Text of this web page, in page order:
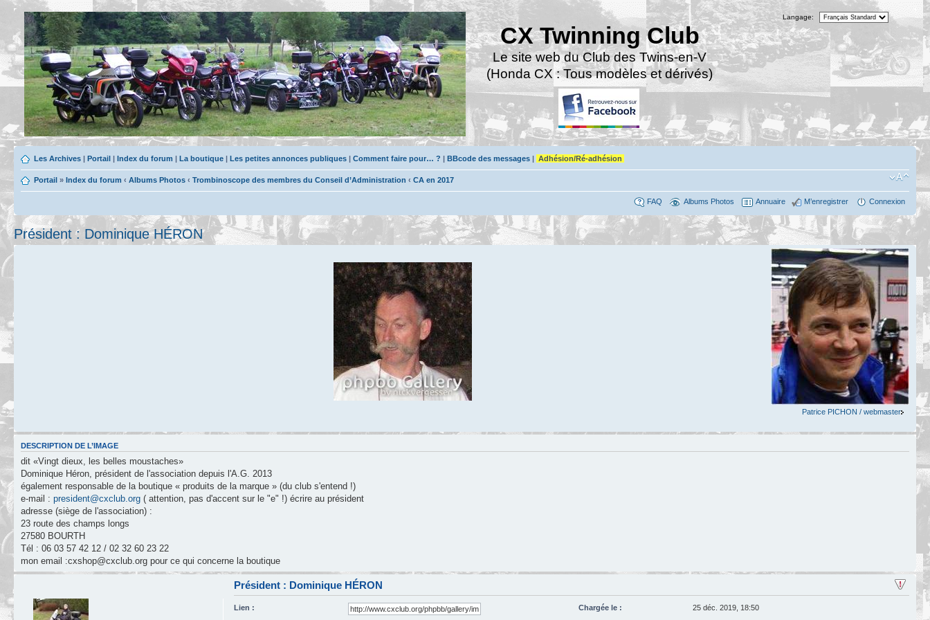
CX Twinning Club
Le site web du Club des Twins-en-V
(Honda CX : Tous modèles et dérivés)
Langage:
Les Archives | Portail | Index du forum | La boutique | Les petites annonces publiques | Comment faire pour… ? | BBcode des messages | Adhésion/Ré-adhésion
Portail » Index du forum ‹ Albums Photos ‹ Trombinoscope des membres du Conseil d’Administration ‹ CA en 2017
FAQ Albums Photos Annuaire M’enregistrer Connexion
Président : Dominique HÉRON
Patrice PICHON / webmaster
DESCRIPTION DE L’IMAGE
dit «Vingt dieux, les belles moustaches»
Dominique Héron, président de l'association depuis l'A.G. 2013
également responsable de la boutique « produits de la marque » (du club s'entend !)
e-mail : president@cxclub.org ( attention, pas d'accent sur le "e" !) écrire au président
adresse (siège de l'association) :
23 route des champs longs
27580 BOURTH
Tél : 06 03 57 42 12 / 02 32 60 23 22
mon email :cxshop@cxclub.org pour ce qui concerne la boutique
Président : Dominique HÉRON
Chargée le : 25 déc. 2019, 18:50
Lien :